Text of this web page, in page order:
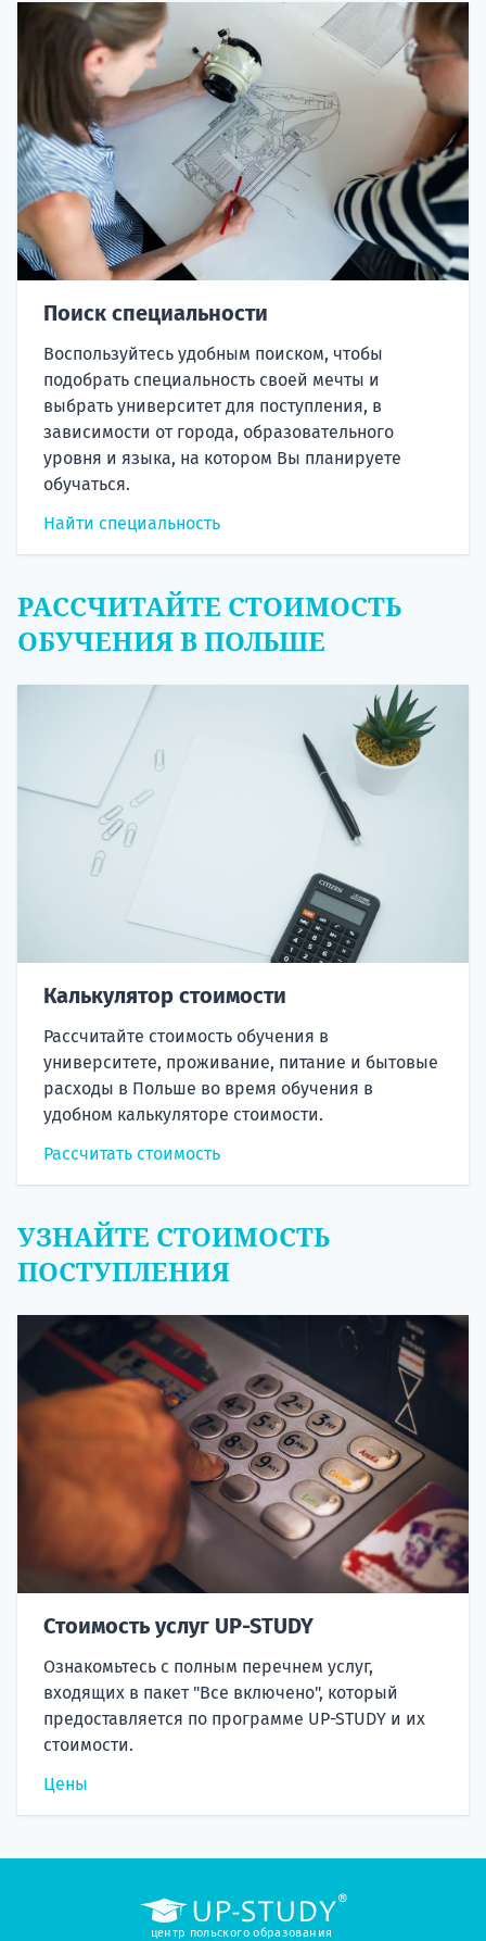
Поиск специальности
Воспользуйтесь удобным поиском, чтобы
подобрать специальность своей мечты и
выбрать университет для поступления, в
зависимости от города, образовательного
уровня и языка, на котором Вы планируете
обучаться.
Найти специальность
РАССЧИТАЙТЕ СТОИМОСТЬ
ОБУЧЕНИЯ В ПОЛЬШЕ
Калькулятор стоимости
Рассчитайте стоимость обучения в
университете, проживание, питание и бытовые
расходы в Польше во время обучения в
удобном калькуляторе стоимости.
Рассчитать стоимость
УЗНАЙТЕ СТОИМОСТЬ
ПОСТУПЛЕНИЯ
Стоимость услуг UP-STUDY
Ознакомьтесь с полным перечнем услуг,
входящих в пакет "Все включено", который
предоставляется по программе UP-STUDY и их
стоимости.
Цены
центр польского образования